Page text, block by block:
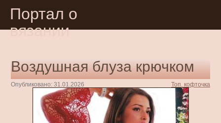
Портал о
вязании
Воздушная блуза крючком
Опубликовано: 31.01.2026 Топ, кофточка